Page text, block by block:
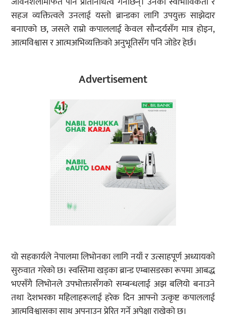
सहज व्यक्तित्वले उनलाई यस्तो ब्रान्डका लागि उपयुक्त साझेदार
बनाएको छ, जसले राम्रो कपाललाई केवल सौन्दर्यसँग मात्र होइन,
आत्मविश्वास र आत्मअभिव्यक्तिको अनुभूतिसँग पनि जोडेर हेर्छ।
Advertisement
यो सहकार्यले नेपालमा लिभोनका लागि नयाँ र उत्साहपूर्ण अध्यायको
सुरुवात गरेको छ। स्वस्तिमा खड्का ब्रान्ड एम्बासडरका रूपमा आबद्ध
भएसँगै लिभोनले उपभोक्तासँगको सम्बन्धलाई अझ बलियो बनाउने
तथा देशभरका महिलाहरूलाई हरेक दिन आफ्नो उत्कृष्ट कपाललाई
आत्मविश्वासका साथ अपनाउन प्रेरित गर्ने अपेक्षा राखेको छ।